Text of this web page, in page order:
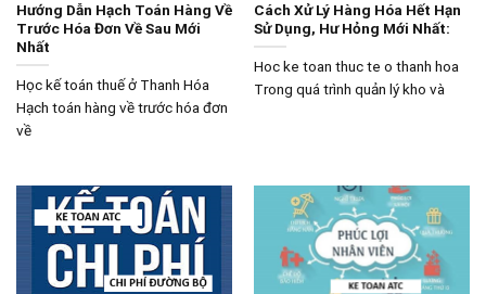
Hướng Dẫn Hạch Toán Hàng Về
Trước Hóa Đơn Về Sau Mới
Nhất
Học kế toán thuế ở Thanh Hóa
Hạch toán hàng về trước hóa đơn
về
Cách Xử Lý Hàng Hóa Hết Hạn
Sử Dụng, Hư Hỏng Mới Nhất:
Hoc ke toan thuc te o thanh hoa
Trong quá trình quản lý kho và